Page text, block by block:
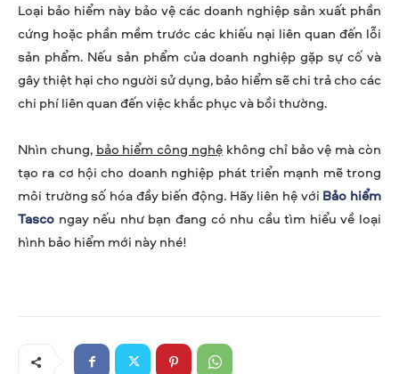
Loại bảo hiểm này bảo vệ các doanh nghiệp sản xuất phần
cứng hoặc phần mềm trước các khiếu nại liên quan đến lỗi
sản phẩm. Nếu sản phẩm của doanh nghiệp gặp sự cố và
gây thiệt hại cho người sử dụng, bảo hiểm sẽ chi trả cho các
chi phí liên quan đến việc khắc phục và bồi thường.
Nhìn chung, bảo hiểm công nghệ không chỉ bảo vệ mà còn
tạo ra cơ hội cho doanh nghiệp phát triển mạnh mẽ trong
môi trường số hóa đầy biến động. Hãy liên hệ với Bảo hiểm
Tasco ngay nếu như bạn đang có nhu cầu tìm hiểu về loại
hình bảo hiểm mới này nhé!